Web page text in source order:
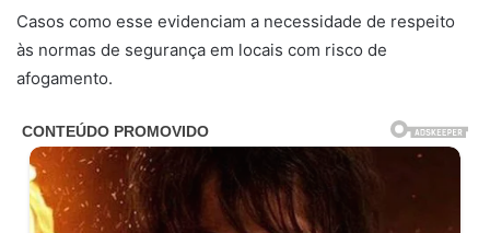
Casos como esse evidenciam a necessidade de respeito
às normas de segurança em locais com risco de
afogamento.